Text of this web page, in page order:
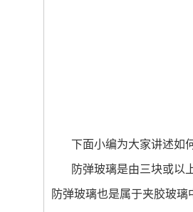
下面小编为大家讲述如何
防弹玻璃是由三块或以上
防弹玻璃也是属于夹胶玻璃